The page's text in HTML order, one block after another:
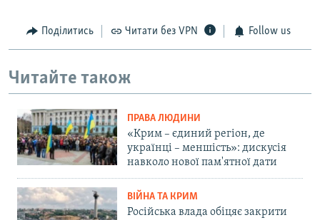
Поділитись Читати без VPN Follow us
Читайте також
ПРАВА ЛЮДИНИ
«Крим – єдиний регіон, де
українці – меншість»: дискусія
навколо нової пам'ятної дати
ВІЙНА ТА КРИМ
Російська влада обіцяє закрити